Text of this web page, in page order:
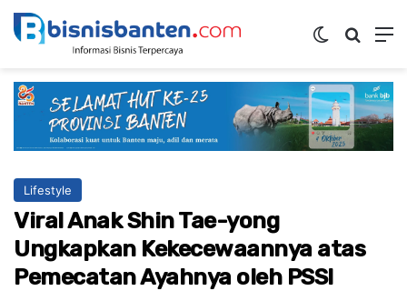
Switch skin
Lifestyle
Viral Anak Shin Tae-yong
Ungkapkan Kekecewaannya atas
Pemecatan Ayahnya oleh PSSI